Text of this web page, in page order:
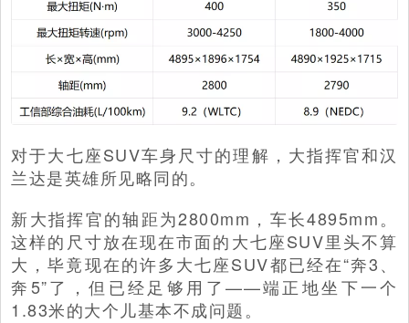
对于大七座SUV车身尺寸的理解，大指挥官和汉
兰达是英雄所见略同的。
新大指挥官的轴距为2800mm，车长4895mm。
这样的尺寸放在现在市面的大七座SUV里头不算
大，毕竟现在的许多大七座SUV都已经在“奔3、
奔5”了，但已经足够用了——端正地坐下一个
1.83米的大个儿基本不成问题。